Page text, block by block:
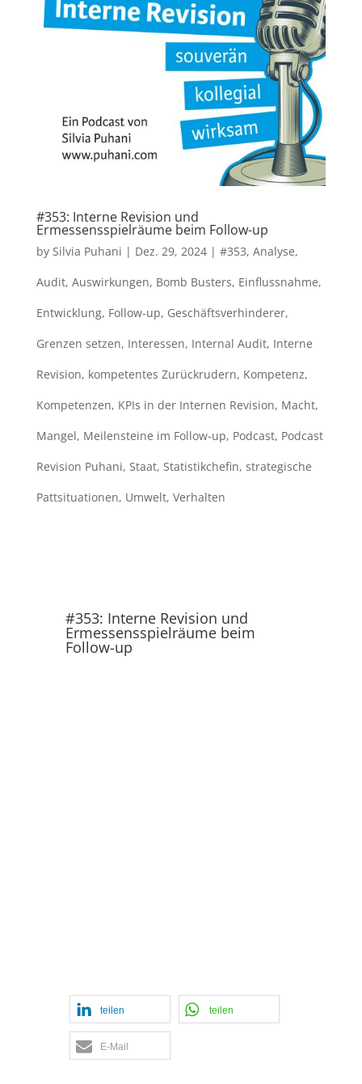
#353: Interne Revision und
Ermessensspielräume beim Follow-up
by Silvia Puhani | Dez. 29, 2024| #353, Analyse,
Audit, Auswirkungen, Bomb Busters, Einflussnahme,
Entwicklung, Follow-up, Geschäftsverhinderer,
Grenzen setzen, Interessen, Internal Audit, Interne
Revision, kompetentes Zurückrudern, Kompetenz,
Kompetenzen, KPIs in der Internen Revision, Macht,
Mangel, Meilensteine im Follow-up, Podcast, Podcast
Revision Puhani, Staat, Statistikchefin, strategische
Pattsituationen, Umwelt, Verhalten
#353: Interne Revision und
Ermessensspielräume beim
Follow-up
teilen teilen
E-Mail